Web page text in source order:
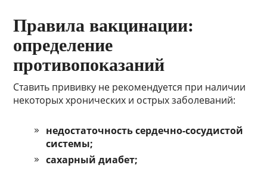
Правила вакцинации:
определение
противопоказаний
Ставить прививку не рекомендуется при наличии
некоторых хронических и острых заболеваний:
недостаточность сердечно-сосудистой
системы;
сахарный диабет;